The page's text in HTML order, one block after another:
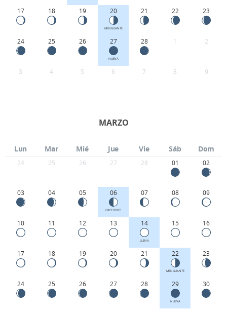
17 18 19 20
MENGUANTE
21 22 23
24 25 26 27
NUEVA
28 1 2
3 4 5 6 7 8 9
MARZO
Lun Mar Mié Jue Vie Sáb Dom
24 25 26 27 28 01 02
03 04 05 06
CRECIENTE
07 08 09
10 11 12 13 14
LLENA
15 16
17 18 19 20 21 22
MENGUANTE
23
24 25 26 27 28 29
NUEVA
30